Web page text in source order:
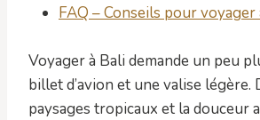
FAQ – Conseils pour voyager
Voyager à Bali demande un peu
billet d’avion et une valise légère.
paysages tropicaux et la douceur